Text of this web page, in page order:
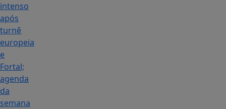
intenso
após
turnê
europeia
e
Fortal;
agenda
da
semana